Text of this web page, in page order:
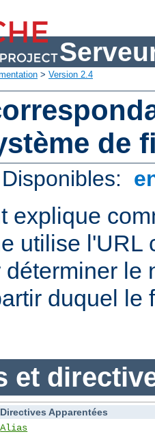
> Version 2.4
de
explique
utilise l'URL
déterminer le
duquel le
et
Directives Apparentées
Alias